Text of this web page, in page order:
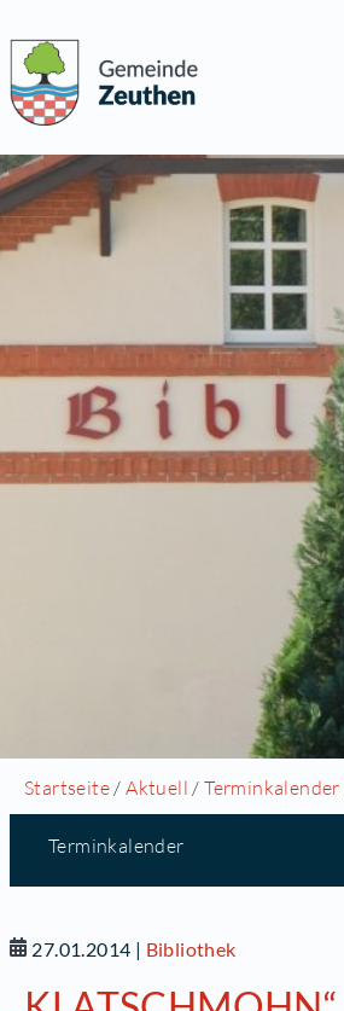
Startseite /Aktuell /Terminkalender
Terminkalender
27.01.2014 | Bibliothek